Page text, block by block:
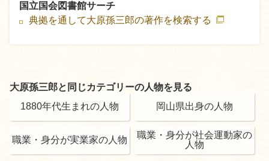
国立国会図書館サーチ
典拠を通して大原孫三郎の著作を検索する
大原孫三郎と同じカテゴリーの人物を見る
1880年代生まれの人物
岡山県出身の人物
職業・身分が実業家の人物
職業・身分が社会運動家の
人物